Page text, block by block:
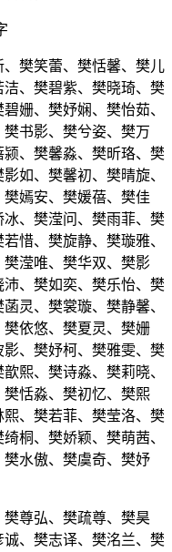
樊笑蕾、樊恬馨、樊儿
、樊碧紫、樊晓琦、樊
姗、樊妤娴、樊怡茹、
书影、樊兮姿、樊万
、樊馨淼、樊昕珞、樊
如、樊馨初、樊晴旋、
嫣安、樊媛蓓、樊佳
、樊滢问、樊雨菲、樊
惜、樊旋静、樊璇雅、
滢唯、樊华双、樊影
、樊如奕、樊乐怡、樊
灵、樊裳璇、樊静馨、
依悠、樊夏灵、樊姗
、樊妤柯、樊雅雯、樊
熙、樊诗淼、樊莉晓、
恬淼、樊初忆、樊熙
、樊若菲、樊莹洛、樊
桐、樊娇颖、樊萌茜、
水傲、樊虞奇、樊妤
尊弘、樊疏尊、樊昊
、樊志译、樊洺兰、樊